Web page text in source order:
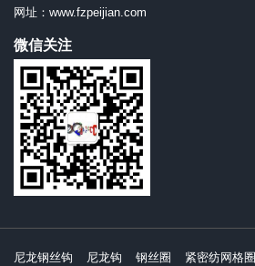
网址：www.fzpeijian.com
微信关注
尼龙钢丝钩 尼龙钩 钢丝圈 紧密纺网格圈